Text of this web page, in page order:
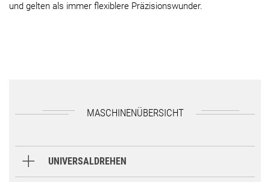
und gelten als immer flexiblere Präzisionswunder.
MASCHINENÜBERSICHT
UNIVERSALDREHEN